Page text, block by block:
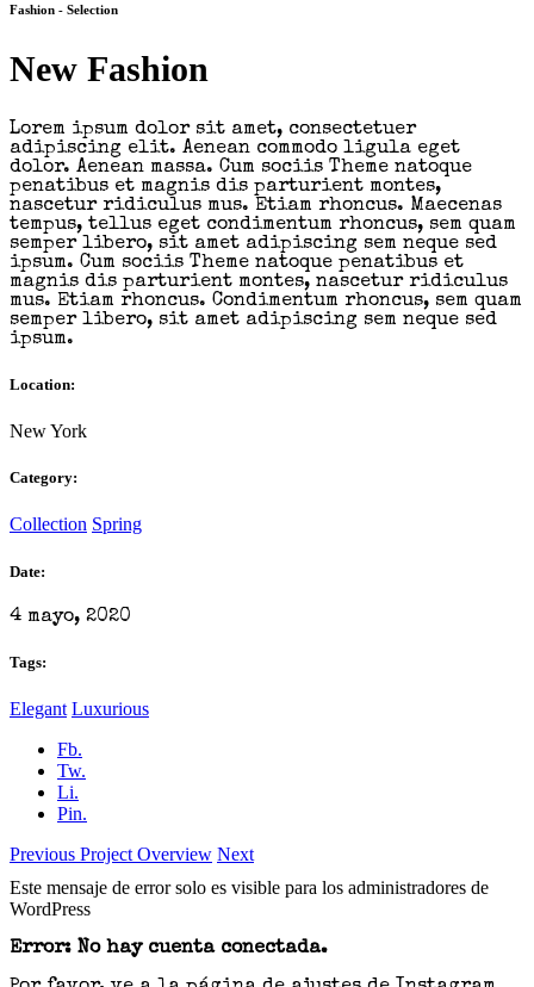
Fashion - Selection
New Fashion
Lorem ipsum dolor sit amet, consectetuer
adipiscing elit. Aenean commodo ligula eget
dolor. Aenean massa. Cum sociis Theme natoque
penatibus et magnis dis parturient montes,
nascetur ridiculus mus. Etiam rhoncus. Maecenas
tempus, tellus eget condimentum rhoncus, sem quam
semper libero, sit amet adipiscing sem neque sed
ipsum. Cum sociis Theme natoque penatibus et
magnis dis parturient montes, nascetur ridiculus
mus. Etiam rhoncus. Condimentum rhoncus, sem quam
semper libero, sit amet adipiscing sem neque sed
ipsum.
Location:
New York
Category:
Collection Spring
Date:
4 mayo, 2020
Tags:
Elegant Luxurious
Fb.
Tw.
Li.
Pin.
Previous Project Overview Next
Este mensaje de error solo es visible para los administradores de
WordPress
Error: No hay cuenta conectada.